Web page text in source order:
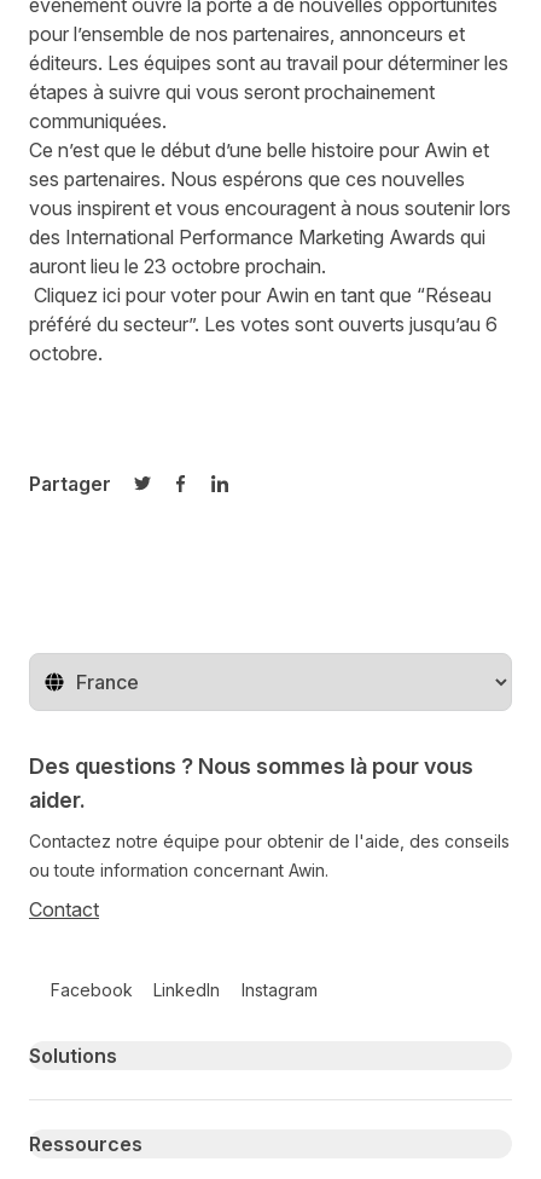
événement ouvre la porte à de nouvelles opportunités
pour l’ensemble de nos partenaires, annonceurs et
éditeurs. Les équipes sont au travail pour déterminer les
étapes à suivre qui vous seront prochainement
communiquées.
Ce n’est que le début d’une belle histoire pour Awin et
ses partenaires. Nous espérons que ces nouvelles
vous inspirent et vous encouragent à nous soutenir lors
des International Performance Marketing Awards qui
auront lieu le 23 octobre prochain.
Cliquez ici pour voter pour Awin en tant que “Réseau
préféré du secteur”. Les votes sont ouverts jusqu’au 6
octobre.
Partager
Partager sur Twitter
Partager sur Facebook
Partager sur LinkedIn
Changer de pays
Des questions ? Nous sommes là pour vous
aider.
Contactez notre équipe pour obtenir de l'aide, des conseils
ou toute information concernant Awin.
Contact
Facebook LinkedIn Instagram
Primary footer navigation
Solutions
Ressources